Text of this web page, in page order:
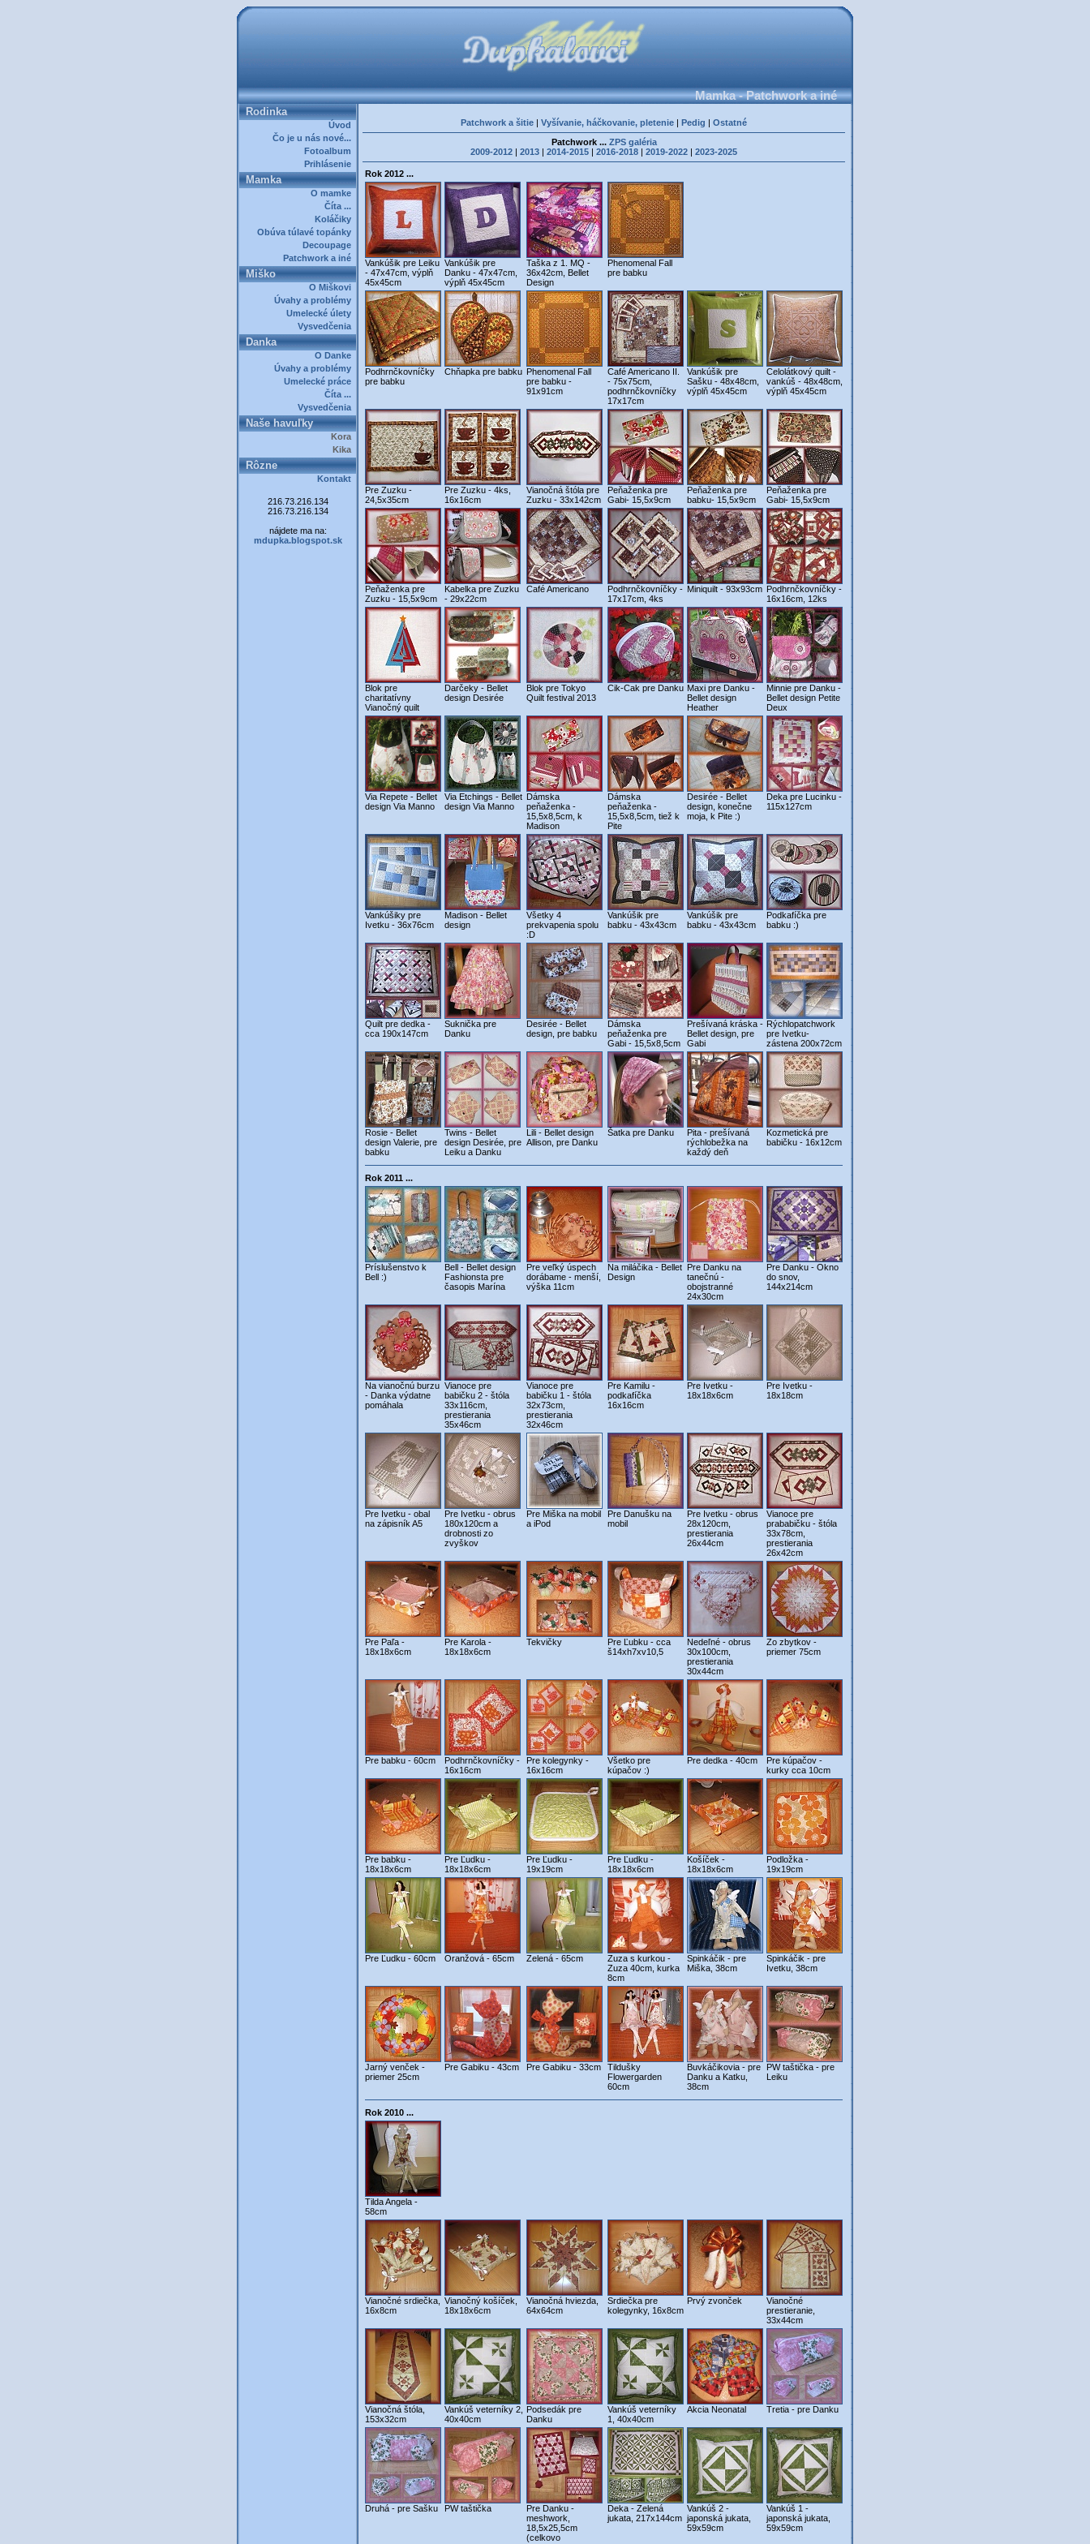
Mamka - Patchwork a iné
Rodinka
Úvod
Čo je u nás nové...
Fotoalbum
Prihlásenie
Mamka
O mamke
Číta ...
Koláčiky
Obúva túlavé topánky
Decoupage
Patchwork a iné
Miško
O Miškovi
Úvahy a problémy
Umelecké úlety
Vysvedčenia
Danka
O Danke
Úvahy a problémy
Umelecké práce
Číta ...
Vysvedčenia
Naše havuľky
Kora
Kika
Rôzne
Kontakt
216.73.216.134
216.73.216.134
nájdete ma na:
mdupka.blogspot.sk
Patchwork a šitie | Vyšívanie, háčkovanie, pletenie | Pedig | Ostatné
Patchwork ... ZPS galéria
2009-2012 | 2013 | 2014-2015 | 2016-2018 | 2019-2022 | 2023-2025
Rok 2012 ...
Vankúšik pre Leiku
- 47x47cm, výplň
45x45cm
Vankúšik pre
Danku - 47x47cm,
výplň 45x45cm
Taška z 1. MQ -
36x42cm, Bellet
Design
Phenomenal Fall
pre babku
Podhrnčkovníčky
pre babku
Chňapka pre babku Phenomenal Fall
pre babku -
91x91cm
Café Americano II.
- 75x75cm,
podhrnčkovníčky
17x17cm
Vankúšik pre
Sašku - 48x48cm,
výplň 45x45cm
Celolátkový quilt -
vankúš - 48x48cm,
výplň 45x45cm
Pre Zuzku -
24,5x35cm
Pre Zuzku - 4ks,
16x16cm
Vianočná štóla pre
Zuzku - 33x142cm
Peňaženka pre
Gabi- 15,5x9cm
Peňaženka pre
babku- 15,5x9cm
Peňaženka pre
Gabi- 15,5x9cm
Peňaženka pre
Zuzku - 15,5x9cm
Kabelka pre Zuzku
- 29x22cm
Café Americano
Podhrnčkovníčky -
17x17cm, 4ks
Miniquilt - 93x93cm Podhrnčkovníčky -
16x16cm, 12ks
Blok pre
charitatívny
Vianočný quilt
Darčeky - Bellet
design Desirée
Blok pre Tokyo
Quilt festival 2013
Cik-Cak pre Danku Maxi pre Danku -
Bellet design
Heather
Minnie pre Danku -
Bellet design Petite
Deux
Via Repete - Bellet
design Via Manno
Via Etchings - Bellet
design Via Manno
Dámska
peňaženka -
15,5x8,5cm, k
Madison
Dámska
peňaženka -
15,5x8,5cm, tiež k
Pite
Desirée - Bellet
design, konečne
moja, k Pite :)
Deka pre Lucinku -
115x127cm
Vankúšiky pre
Ivetku - 36x76cm
Madison - Bellet
design
Všetky 4
prekvapenia spolu
:D
Vankúšik pre
babku - 43x43cm
Vankúšik pre
babku - 43x43cm
Podkafíčka pre
babku :)
Quilt pre dedka -
cca 190x147cm
Suknička pre
Danku
Desirée - Bellet
design, pre babku
Dámska
peňaženka pre
Gabi - 15,5x8,5cm
Prešívaná kráska -
Bellet design, pre
Gabi
Rýchlopatchwork
pre Ivetku-
zástena 200x72cm
Rosie - Bellet
design Valerie, pre
babku
Twins - Bellet
design Desirée, pre
Leiku a Danku
Lili - Bellet design
Allison, pre Danku
Šatka pre Danku
Pita - prešívaná
rýchlobežka na
každý deň
Kozmetická pre
babičku - 16x12cm
Rok 2011 ...
Príslušenstvo k
Bell :)
Bell - Bellet design
Fashionsta pre
časopis Marína
Pre veľký úspech
dorábame - menší,
výška 11cm
Na miláčika - Bellet
Design
Pre Danku na
tanečnú -
obojstranné
24x30cm
Pre Danku - Okno
do snov,
144x214cm
Na vianočnú burzu
- Danka výdatne
pomáhala
Vianoce pre
babičku 2 - štóla
33x116cm,
prestierania
35x46cm
Vianoce pre
babičku 1 - štóla
32x73cm,
prestierania
32x46cm
Pre Kamilu -
podkafíčka
16x16cm
Pre Ivetku -
18x18x6cm
Pre Ivetku -
18x18cm
Pre Ivetku - obal
na zápisník A5
Pre Ivetku - obrus
180x120cm a
drobnosti zo
zvyškov
Pre Miška na mobil
a iPod
Pre Danušku na
mobil
Pre Ivetku - obrus
28x120cm,
prestierania
26x44cm
Vianoce pre
prababičku - štóla
33x78cm,
prestierania
26x42cm
Pre Paľa -
18x18x6cm
Pre Karola -
18x18x6cm
Tekvičky
Pre Ľubku - cca
š14xh7xv10,5
Nedeľné - obrus
30x100cm,
prestierania
30x44cm
Zo zbytkov -
priemer 75cm
Pre babku - 60cm
Podhrnčkovníčky -
16x16cm
Pre kolegynky -
16x16cm
Všetko pre
kúpačov :)
Pre dedka - 40cm
Pre kúpačov -
kurky cca 10cm
Pre babku -
18x18x6cm
Pre Ľudku -
18x18x6cm
Pre Ľudku -
19x19cm
Pre Ľudku -
18x18x6cm
Košíček -
18x18x6cm
Podložka -
19x19cm
Pre Ľudku - 60cm Oranžová - 65cm Zelená - 65cm
Zuza s kurkou -
Zuza 40cm, kurka
8cm
Spinkáčik - pre
Miška, 38cm
Spinkáčik - pre
Ivetku, 38cm
Jarný venček -
priemer 25cm
Pre Gabiku - 43cm Pre Gabiku - 33cm
Tildušky
Flowergarden
60cm
Buvkáčikovia - pre
Danku a Katku,
38cm
PW taštička - pre
Leiku
Rok 2010 ...
Tilda Angela -
58cm
Vianočné srdiečka,
16x8cm
Vianočný košíček,
18x18x6cm
Vianočná hviezda,
64x64cm
Srdiečka pre
kolegynky, 16x8cm
Prvý zvonček
Vianočné
prestieranie,
33x44cm
Vianočná štóla,
153x32cm
Vankúš veterníky 2,
40x40cm
Podsedák pre
Danku
Vankúš veterníky
1, 40x40cm
Akcia Neonatal Tretia - pre Danku
Druhá - pre Sašku PW taštička
Pre Danku -
meshwork,
18,5x25,5cm
(celkovo
Deka - Zelená
jukata, 217x144cm
Vankúš 2 -
japonská jukata,
59x59cm
Vankúš 1 -
japonská jukata,
59x59cm